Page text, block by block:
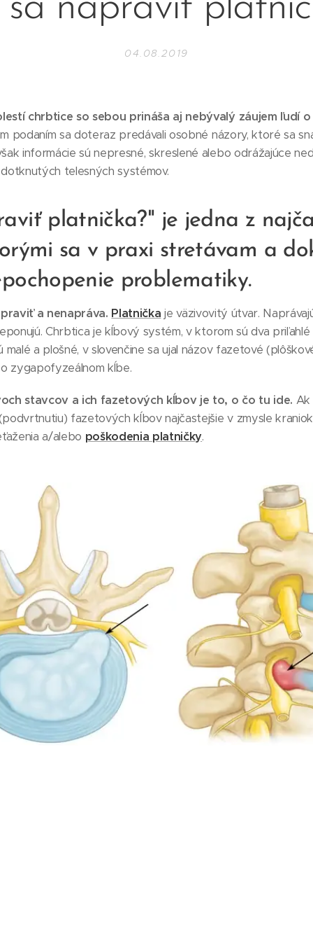
04.08.2019
chrbtice so sebou prináša aj nebývalý záujem ľudí
podaním sa doteraz predávali osobné názory, ktoré sa
informácie sú nepresné, skreslené alebo odrážajúce
telesných systémov.
platnička?" je jedna z
sa v praxi stretávam a
problematiky.
a nenapráva. Platnička je väzivovitý útvar.
Chrbtica je kĺbový systém, v ktorom sú dva
malé a plošné, v slovenčine sa ujal názov fazetové
zygapofyzeálnom kĺbe.
stavcov a ich fazetových kĺbov je to, o čo tu ide. Ak
fazetových kĺbov najčastejšie v zmysle
a/alebo poškodenia platničky.